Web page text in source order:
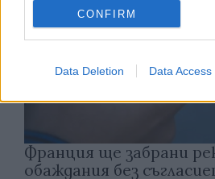
CONFIRM
Data Deletion Data Access
Франция ще забрани
обаждания без